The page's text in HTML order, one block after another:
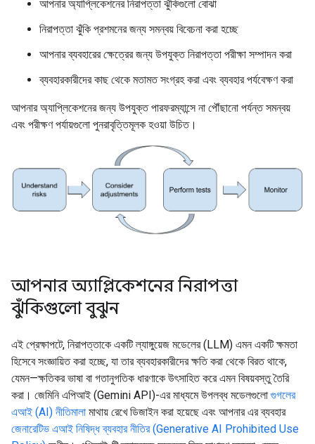
আপনার অ্যাপ্লিকেশনের নিরাপত্তা ঝুঁকিগুলো বোঝা
নিরাপত্তা ঝুঁকি প্রশমনের জন্য সমন্বয় বিবেচনা করা হচ্ছে
আপনার ব্যবহারের ক্ষেত্রের জন্য উপযুক্ত নিরাপত্তা পরীক্ষা সম্পাদন করা
ব্যবহারকারীদের কাছ থেকে মতামত সংগ্রহ করা এবং ব্যবহার পর্যবেক্ষণ করা
আপনার অ্যাপ্লিকেশনের জন্য উপযুক্ত পারফরম্যান্সে না পৌঁছানো পর্যন্ত সমন্বয়
এবং পরীক্ষণ পর্যায়গুলো পুনরাবৃত্তিমূলক হওয়া উচিত।
আপনার অ্যাপ্লিকেশনের নিরাপত্তা
ঝুঁকিগুলো বুঝুন
এই প্রেক্ষাপটে, নিরাপত্তাকে একটি ল্যাঙ্গুয়েজ মডেলের (LLM) এমন একটি ক্ষমতা
হিসেবে সংজ্ঞায়িত করা হচ্ছে, যা তার ব্যবহারকারীদের ক্ষতি করা থেকে বিরত থাকে,
যেমন—ক্ষতিকর ভাষা বা গতানুগতিক ধারণাকে উৎসাহিত করে এমন বিষয়বস্তু তৈরি
করা। জেমিনি এপিআই (Gemini API)-এর মাধ্যমে উপলব্ধ মডেলগুলো গুগলের
এআই (AI) নীতিমালা মাথায় রেখে ডিজাইন করা হয়েছে এবং আপনার এর ব্যবহার
জেনারেটিভ এআই নিষিদ্ধ ব্যবহার নীতির (Generative AI Prohibited Use